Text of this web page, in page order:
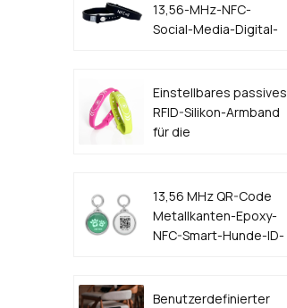
13,56-MHz-NFC-
Social-Media-Digital-
Einstellbares passives
RFID-Silikon-Armband
für die
13,56 MHz QR-Code
Metallkanten-Epoxy-
NFC-Smart-Hunde-ID-
Benutzerdefinierter